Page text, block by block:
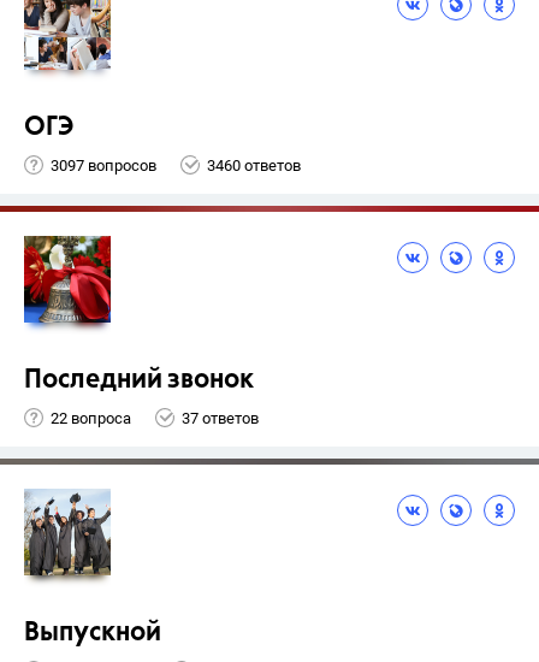
ОГЭ
3097 вопросов 3460 ответов
Последний звонок
22 вопроса 37 ответов
Выпускной